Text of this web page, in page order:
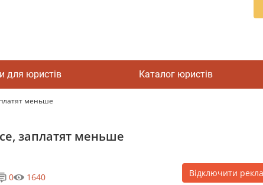
для юристів Каталог юристів
меньше
заплатят меньше
0 1640 Відключити